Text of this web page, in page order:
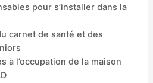
pour s’installer dans la
carnet de santé et des
à l’occupation de la maison